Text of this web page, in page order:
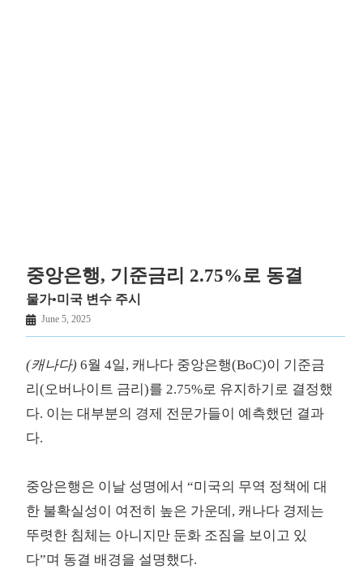
중앙은행, 기준금리 2.75%로 동결
물가•미국 변수 주시
June 5, 2025
(캐나다) 6월 4일, 캐나다 중앙은행(BoC)이 기준금
리(오버나이트 금리)를 2.75%로 유지하기로 결정했
다. 이는 대부분의 경제 전문가들이 예측했던 결과
다.
중앙은행은 이날 성명에서 “미국의 무역 정책에 대
한 불확실성이 여전히 높은 가운데, 캐나다 경제는
뚜렷한 침체는 아니지만 둔화 조짐을 보이고 있
다”며 동결 배경을 설명했다.